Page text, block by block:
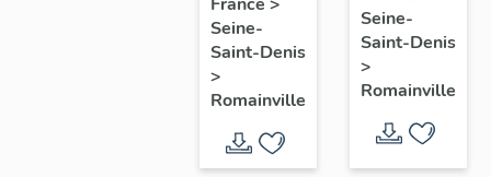
de la
commune
de
Romainville
Seine-
Saint-Denis
>
Romainville
Seine-
Saint-Denis
>
Romainville